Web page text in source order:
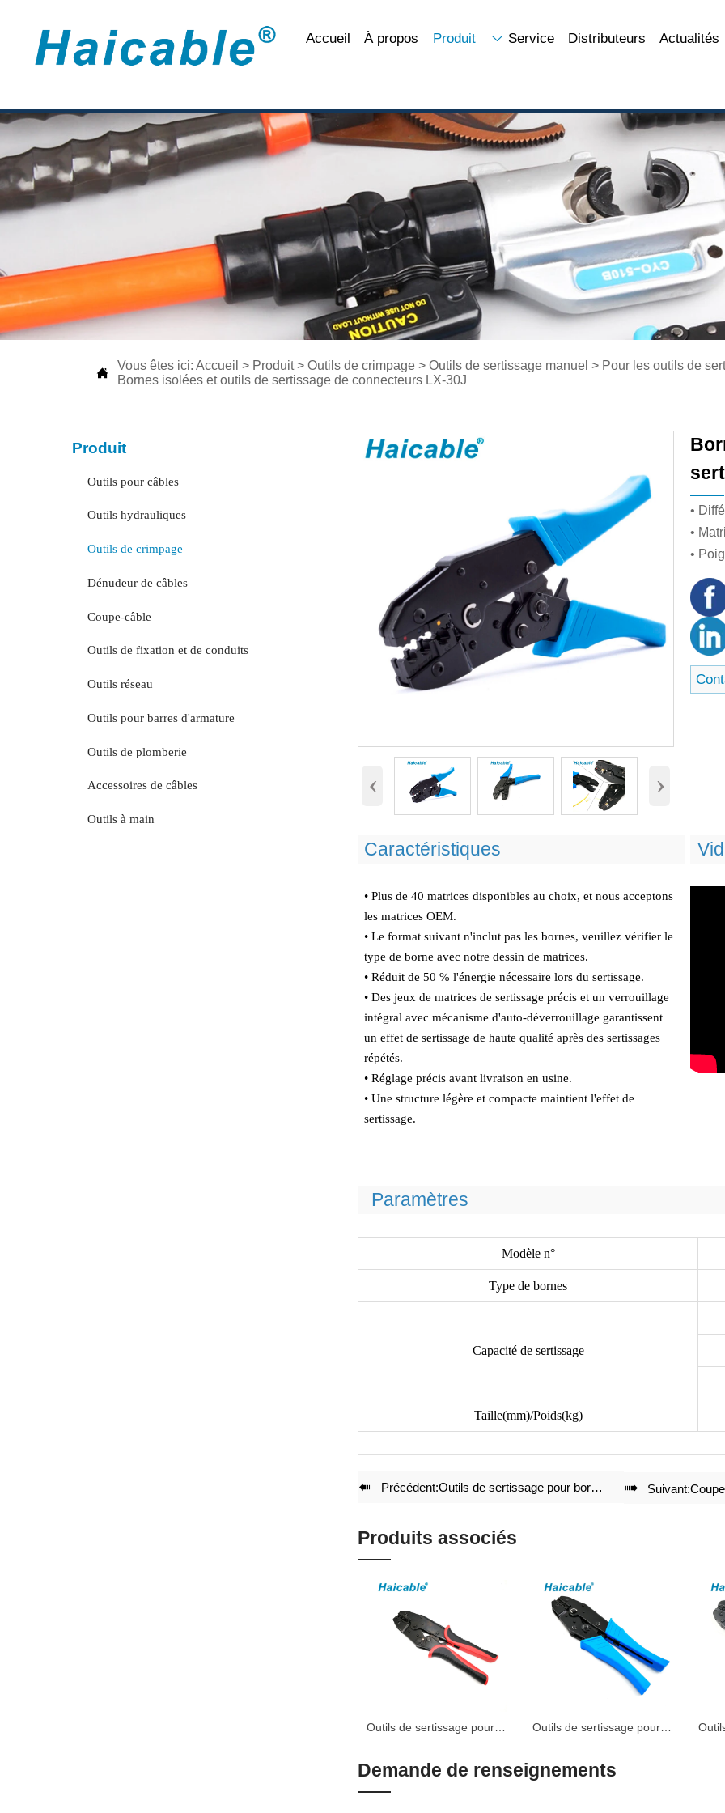
Accueil À propos Produit  Service Distributeurs Actualités

Vous êtes ici:Accueil > Produit>Outils de crimpage >Outils de sertissage manuel > Pour les outils de
Bornes isolées et outils de sertissage de connecteurs LX-30J
Produit
Outils pour câbles
Outils hydrauliques
Outils de crimpage
Dénudeur de câbles
Coupe-câble
Outils de fixation et de conduits
Outils réseau
Outils pour barres d'armature
Outils de plomberie
Accessoires de câbles
Outils à main
‹ ›
•
•
•
Caractéristiques
• Plus de 40 matrices disponibles au choix, et nous acceptons
les matrices OEM.
• Le format suivant n'inclut pas les bornes, veuillez vérifier le
type de borne avec notre dessin de matrices.
• Réduit de 50 % l'énergie nécessaire lors du sertissage.
• Des jeux de matrices de sertissage précis et un verrouillage
intégral avec mécanisme d'auto-déverrouillage garantissent
un effet de sertissage de haute qualité après des sertissages
répétés.
• Réglage précis avant livraison en usine.
• Une structure légère et compacte maintient l'effet de
sertissage.
Paramètres
Modèle n°
Type de bornes
Capacité de sertissage
Taille(mm)/Poids(kg)
 Précédent:Outils de sertissage pour bornes à nez ouvert LX-0510A  Suivant:
Produits associés
Outils de sertissage pour
616TD
Outils de sertissage pour
Demande de renseignements